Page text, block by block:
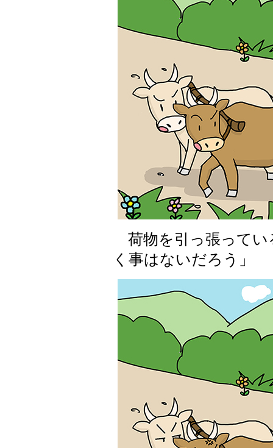
荷物を引っ張ってい
く事はないだろう」